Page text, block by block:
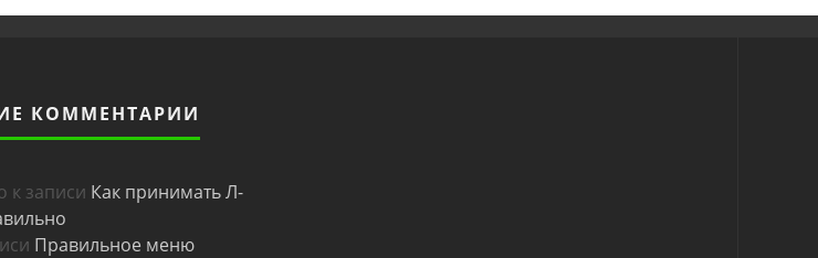
КОММЕНТАРИИ
к записи Как принимать Л-
Правильное меню